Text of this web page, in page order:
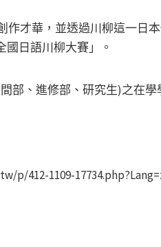
作才華，並透過川柳這一日
國日語川柳大賽」。
部、進修部、研究生)之在學
p/412-1109-